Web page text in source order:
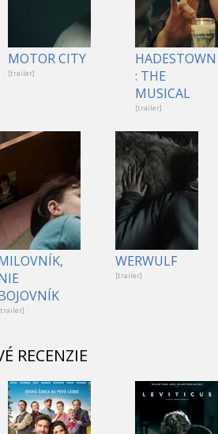
MOTOR CITY
[trailer]
HADESTOWN
: THE
MUSICAL
[trailer]
WERWULF
[trailer]
RECENZIE